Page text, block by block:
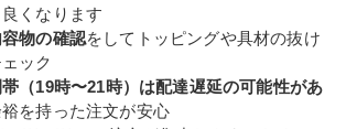
くなります
容物の確認をしてトッピングや具材の抜け
ック
（19時〜21時）は配達遅延の可能性があ
を持った注文が安心